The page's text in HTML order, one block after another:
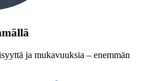
ja mukavuuksia – enemmän